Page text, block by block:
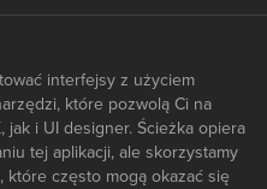
interfejsy z użyciem
które pozwolą Ci na
i UI designer. Ścieżka opiera
tej aplikacji, ale skorzystamy
często mogą okazać się